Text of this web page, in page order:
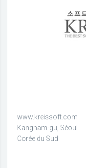
www.kreissoft.com
Kangnam-gu, Séoul
Corée du Sud